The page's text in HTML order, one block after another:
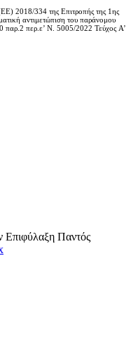
2018/334 της Επιτροπής της 1ης
αντιμετώπιση του παράνομου
παρ.2 περ.ε’ Ν. 5005/2022 Τεύχος A’
Επιφύλαξη Παντός